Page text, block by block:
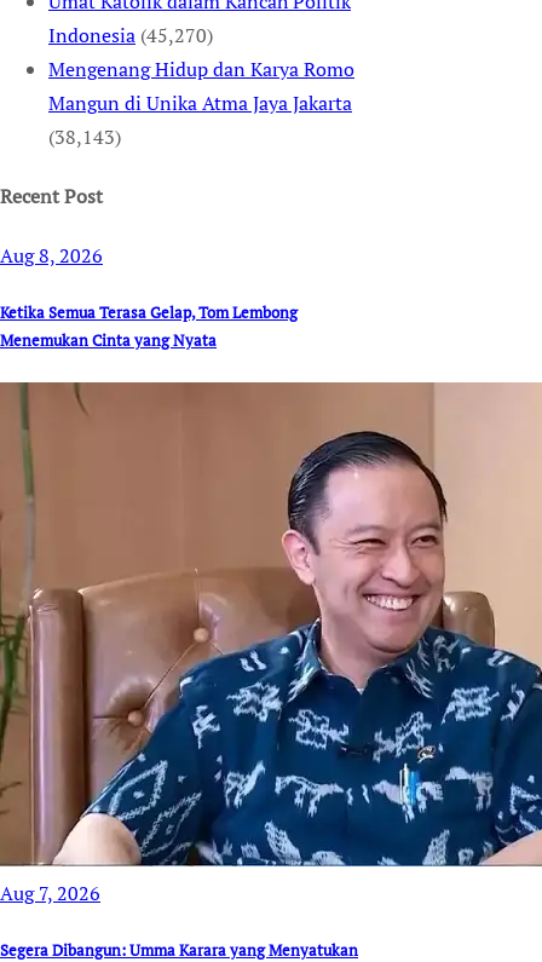
Indonesia (45,270)
Mengenang Hidup dan Karya Romo
Mangun di Unika Atma Jaya Jakarta
(38,143)
Recent Post
Aug 8, 2026
Ketika Semua Terasa Gelap, Tom Lembong
Menemukan Cinta yang Nyata
Aug 7, 2026
Segera Dibangun: Umma Karara yang Menyatukan